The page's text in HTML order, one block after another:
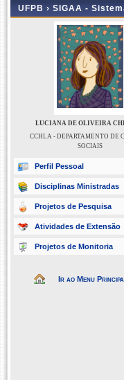
UFPB › SIGAA -
LUCIANA DE OLIVEIRA
CCHLA - DEPARTAMENTO DE
SOCIAIS
Perfil Pessoal
Disciplinas Ministradas
Projetos de Pesquisa
Atividades de Extensão
Projetos de Monitoria
Ir ao Menu